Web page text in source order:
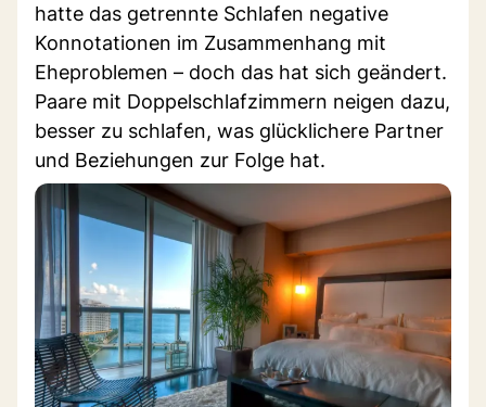
hatte das getrennte Schlafen negative
Konnotationen im Zusammenhang mit
Eheproblemen – doch das hat sich geändert.
Paare mit Doppelschlafzimmern neigen dazu,
besser zu schlafen, was glücklichere Partner
und Beziehungen zur Folge hat.